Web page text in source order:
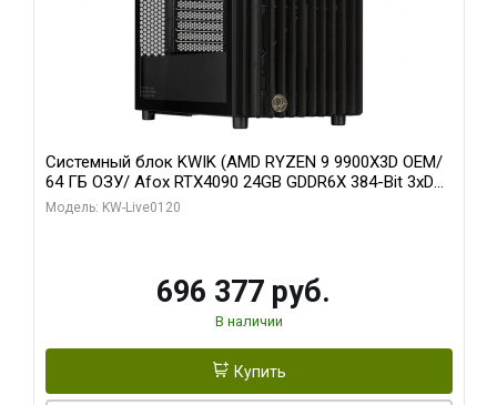
Системный блок KWIK (AMD RYZEN 9 9900X3D OEM/
64 ГБ ОЗУ/ Afox RTX4090 24GB GDDR6X 384-Bit 3xDP
HDMI ATX Turbo/ 1 ТБ SSD)
Модель: KW-Live0120
696 377 руб.
В наличии
Купить